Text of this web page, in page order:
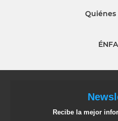
Quiénes
Recibe la mejor